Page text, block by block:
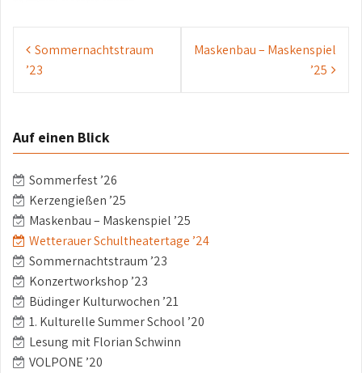
Beitrags-
Navigation
Sommernachtstraum
’23
Maskenbau – Maskenspiel
’25
Auf einen Blick
Sommerfest ’26
Kerzengießen ’25
Maskenbau – Maskenspiel ’25
Wetterauer Schultheatertage ’24
Sommernachtstraum ’23
Konzertworkshop ’23
Büdinger Kulturwochen ’21
1. Kulturelle Summer School ’20
Lesung mit Florian Schwinn
VOLPONE ’20